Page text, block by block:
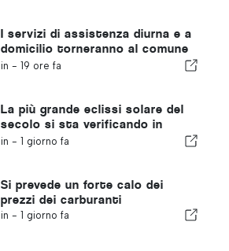
I servizi di assistenza diurna e a
domicilio torneranno al comune
portoghese
in - 19 ore fa
La più grande eclissi solare del
secolo si sta verificando in
Portogallo
in - 1 giorno fa
Si prevede un forte calo dei
prezzi dei carburanti
in - 1 giorno fa